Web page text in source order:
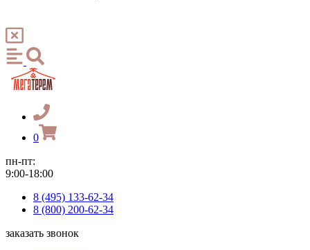
0
пн-пт:
9:00-18:00
8 (495) 133-62-34
8 (800) 200-62-34
заказать звонок